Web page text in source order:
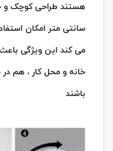
سانتی‌ متر امکان
می‌ کند این ویژگی
خانه و محل کار ، هم
باشند